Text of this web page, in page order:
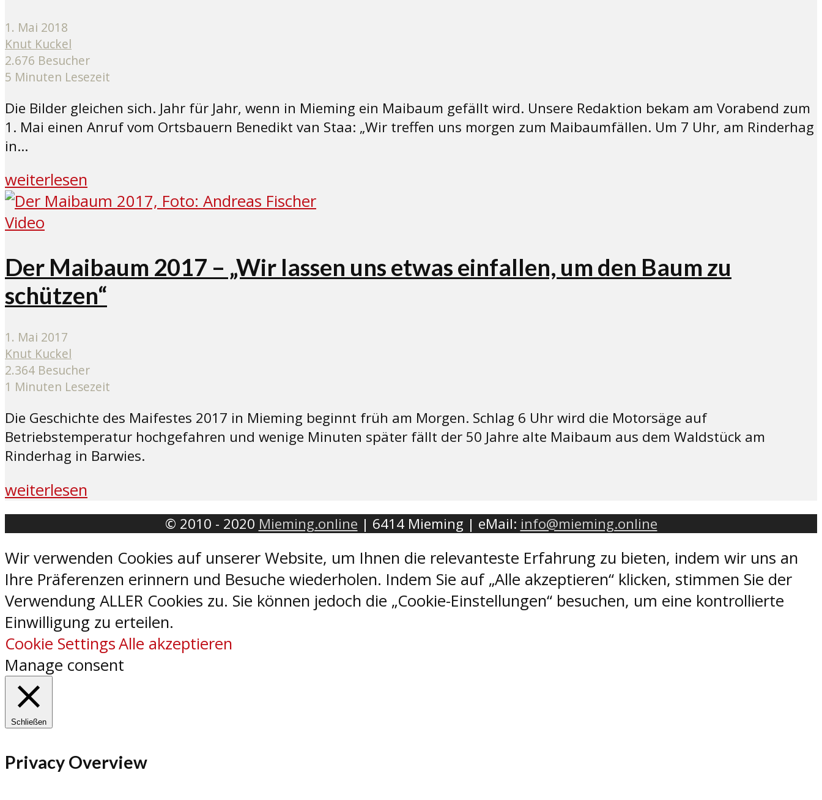
1. Mai 2018
Knut Kuckel
2.676 Besucher
5 Minuten Lesezeit
Die Bilder gleichen sich. Jahr für Jahr, wenn in Mieming ein Maibaum gefällt wird. Unsere Redaktion bekam am Vorabend zum
1. Mai einen Anruf vom Ortsbauern Benedikt van Staa: „Wir treffen uns morgen zum Maibaumfällen. Um 7 Uhr, am Rinderhag
in...
weiterlesen
Video
Der Maibaum 2017 – „Wir lassen uns etwas einfallen, um den Baum zu
schützen“
1. Mai 2017
Knut Kuckel
2.364 Besucher
1 Minuten Lesezeit
Die Geschichte des Maifestes 2017 in Mieming beginnt früh am Morgen. Schlag 6 Uhr wird die Motorsäge auf
Betriebstemperatur hochgefahren und wenige Minuten später fällt der 50 Jahre alte Maibaum aus dem Waldstück am
Rinderhag in Barwies.
weiterlesen
© 2010 - 2020 Mieming.online | 6414 Mieming | eMail: info@mieming.online
Wir verwenden Cookies auf unserer Website, um Ihnen die relevanteste Erfahrung zu bieten, indem wir uns an
Ihre Präferenzen erinnern und Besuche wiederholen. Indem Sie auf „Alle akzeptieren“ klicken, stimmen Sie der
Verwendung ALLER Cookies zu. Sie können jedoch die „Cookie-Einstellungen“ besuchen, um eine kontrollierte
Einwilligung zu erteilen.
Cookie SettingsAlle akzeptieren
Manage consent
Schließen
Privacy Overview